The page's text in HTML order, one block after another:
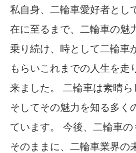
私自身、二輪車愛好者とし
在に至るまで、二輪車の魅
乗り続け、時として二輪車
もらいこれまでの人生を走
来ました。 二輪車は素晴ら
そしてその魅力を知る多く
ています。 今後、二輪車
そのままに、二輪車業界の